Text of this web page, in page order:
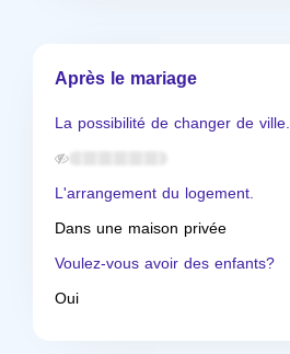
Après le mariage
La possibilité de changer de ville.
L'arrangement du logement.
Dans une maison privée
Voulez-vous avoir des enfants?
Oui